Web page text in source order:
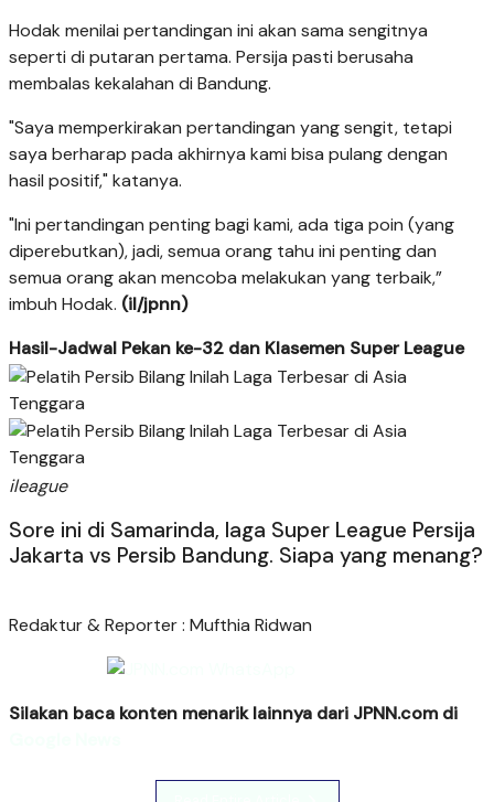
Hodak menilai pertandingan ini akan sama sengitnya
seperti di putaran pertama. Persija pasti berusaha
membalas kekalahan di Bandung.
"Saya memperkirakan pertandingan yang sengit, tetapi
saya berharap pada akhirnya kami bisa pulang dengan
hasil positif," katanya.
"Ini pertandingan penting bagi kami, ada tiga poin (yang
diperebutkan), jadi, semua orang tahu ini penting dan
semua orang akan mencoba melakukan yang terbaik,”
imbuh Hodak. (il/jpnn)
Hasil-Jadwal Pekan ke-32 dan Klasemen Super League
ileague
Sore ini di Samarinda, laga Super League Persija
Jakarta vs Persib Bandung. Siapa yang menang?
Redaktur & Reporter : Mufthia Ridwan
Silakan baca konten menarik lainnya dari JPNN.com di